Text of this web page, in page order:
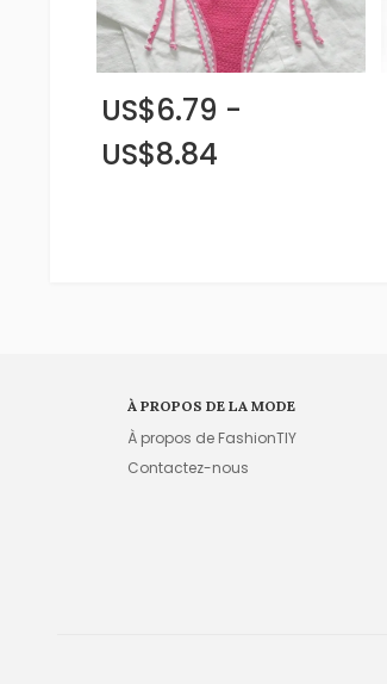
US$6.79 -
US$8.84
À PROPOS DE LA MODE
À propos de FashionTIY
Contactez-nous